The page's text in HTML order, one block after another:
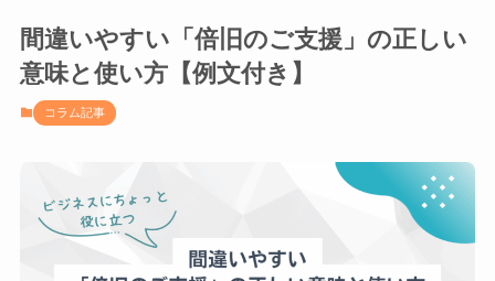
間違いやすい「倍旧のご支援」の正しい
意味と使い方【例文付き】
コラム記事